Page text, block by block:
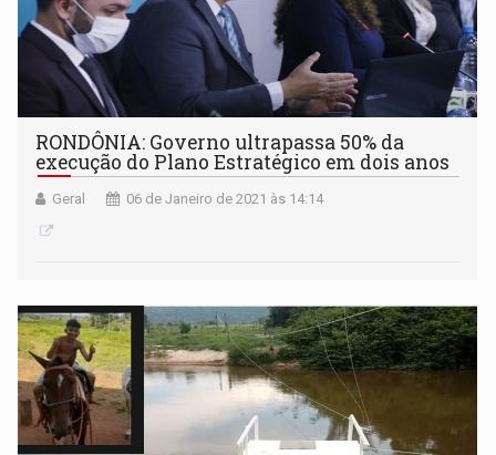
RONDÔNIA: Governo ultrapassa 50% da
execução do Plano Estratégico em dois anos
Geral 06 de Janeiro de 2021 às 14:14